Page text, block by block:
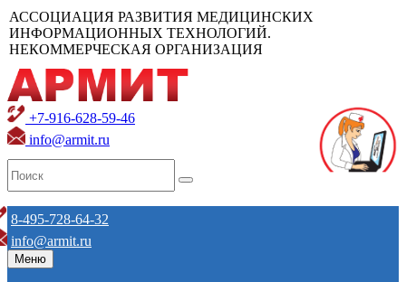
АССОЦИАЦИЯ РАЗВИТИЯ МЕДИЦИНСКИХ
ИНФОРМАЦИОННЫХ ТЕХНОЛОГИЙ.
НЕКОММЕРЧЕСКАЯ ОРГАНИЗАЦИЯ
+7-916-628-59-46
info@armit.ru
8-495-728-64-32
info@armit.ru
Меню